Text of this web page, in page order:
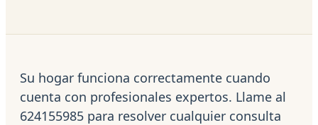
Su hogar funciona correctamente cuando
cuenta con profesionales expertos. Llame al
624155985 para resolver cualquier consulta